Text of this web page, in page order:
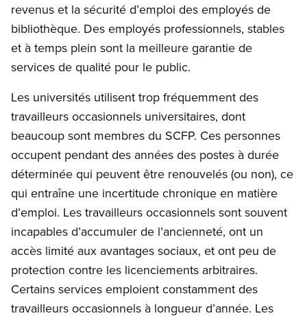
revenus et la sécurité d’emploi des employés de
bibliothèque. Des employés professionnels, stables
et à temps plein sont la meilleure garantie de
services de qualité pour le public.
Les universités utilisent trop fréquemment des
travailleurs occasionnels universitaires, dont
beaucoup sont membres du SCFP. Ces personnes
occupent pendant des années des postes à durée
déterminée qui peuvent être renouvelés (ou non), ce
qui entraîne une incertitude chronique en matière
d’emploi. Les travailleurs occasionnels sont souvent
incapables d’accumuler de l’ancienneté, ont un
accès limité aux avantages sociaux, et ont peu de
protection contre les licenciements arbitraires.
Certains services emploient constamment des
travailleurs occasionnels à longueur d’année. Les